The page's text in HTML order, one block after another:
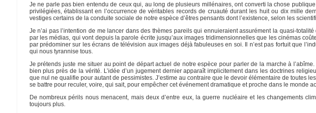
Je ne parle pas bien entendu de ceux qui, au long de plusieurs millénaires, ont converti la chose
privilégiées, établissant en l’occurrence de véritables records de cruauté durant les huit ou dix mille
vestiges certains de la conduite sociale de notre espèce d’êtres pensants dont l’existence, selon les
Je n’ai pas l’intention de me lancer dans des thèmes pareils qui ennuieraient assurément la quasi-
par les médias, qui vont depuis la parole écrite jusqu’aux images tridimensionnelles que les cinémas
par prédominer sur les écrans de télévision aux images déjà fabuleuses en soi. Il n’est pas fortuit que
qui nous tyrannise tous.
Je prétends juste me situer au point de départ actuel de notre espèce pour parler de la marche à
bien plus près de la vérité. L’idée d’un jugement dernier apparaît implicitement dans les doctrines
que nul ne qualifie pour autant de pessimistes. J’estime au contraire que le devoir élémentaire de toutes
se battre pour reculer, voire, qui sait, pour empêcher cet événement dramatique et proche dans le monde
De nombreux périls nous menacent, mais deux d’entre eux, la guerre nucléaire et les changements
toujours plus.